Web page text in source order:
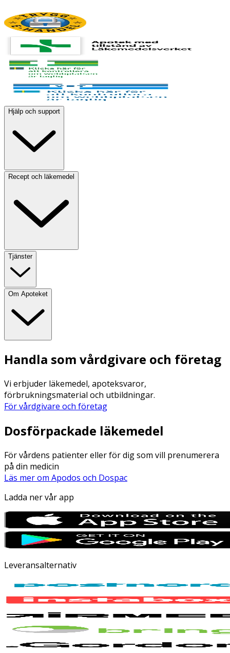
Hjälp och support
Recept och läkemedel
Tjänster
Om Apoteket
Handla som vårdgivare och företag
Vi erbjuder läkemedel, apoteksvaror,
förbrukningsmaterial och utbildningar.
För vårdgivare och företag
Dosförpackade läkemedel
För vårdens patienter eller för dig som vill prenumerera
på din medicin
Läs mer om Apodos och Dospac
Ladda ner vår app
Leveransalternativ